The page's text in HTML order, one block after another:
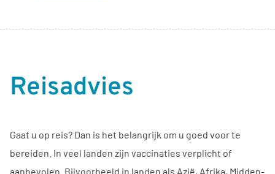
Reisadvies
Gaat u op reis? Dan is het belangrijk om u goed voor te
bereiden. In veel landen zijn vaccinaties verplicht of
aanbevolen. Bijvoorbeeld in landen als Azië, Afrika, Midden-